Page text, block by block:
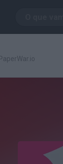
PaperWar.io